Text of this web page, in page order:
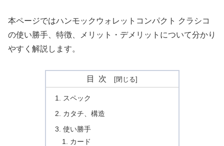
本ページではハンモックウォレットコンパクト クラシコ
の使い勝手、特徴、メリット・デメリットについて分かり
やすく解説します。
目次
スペック
カタチ、構造
使い勝手
カード